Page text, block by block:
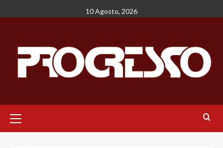
para
10 Agosto, 2026
principal